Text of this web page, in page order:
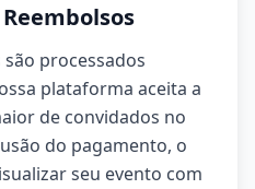
processados
plataforma aceita a
de convidados no
do pagamento, o
seu evento com